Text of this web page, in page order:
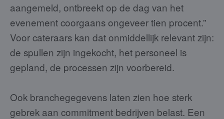
aangemeld, ontbreekt op de dag van het
evenement coorgaans ongeveer tien procent.”
Voor cateraars kan dat onmiddellijk relevant zijn:
de spullen zijn ingekocht, het personeel is
gepland, de processen zijn voorbereid.
Ook branchegegevens laten zien hoe sterk
gebrek aan commitment bedrijven belast. Een